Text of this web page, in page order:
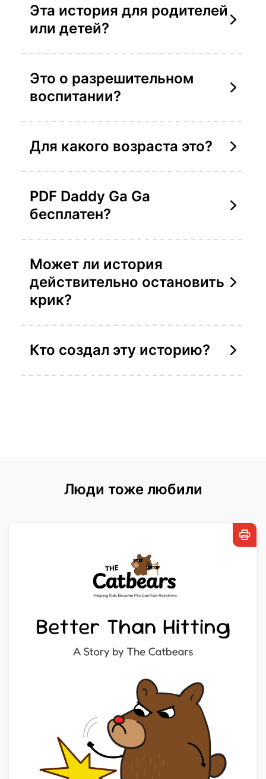
Эта история для родителей
или детей?
Это о разрешительном
воспитании?
Для какого возраста это?
PDF Daddy Ga Ga
бесплатен?
Может ли история
действительно остановить
крик?
Кто создал эту историю?
Люди тоже любили